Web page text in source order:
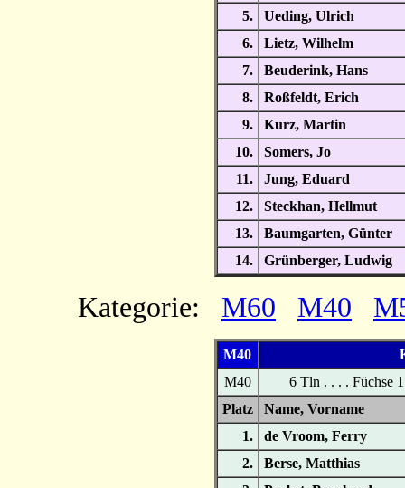
5.
Ueding, Ulrich
6.
Lietz, Wilhelm
7.
Beuderink, Hans
8.
Roßfeldt, Erich
9.
Kurz, Martin
10.
Somers, Jo
11.
Jung, Eduard
12.
Steckhan, Hellmut
13.
Baumgarten, Günter
14.
Grünberger, Ludwig
Kategorie: M60 M40
M40
M40
6 Tln . . . . Füchse
Platz
Name,
1.
de Vroom, Ferry
2.
Berse, Matthias